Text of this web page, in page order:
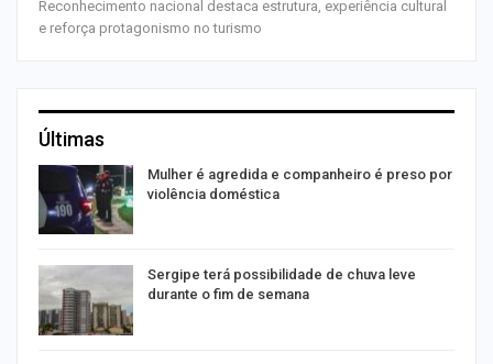
Reconhecimento nacional destaca estrutura, experiência cultural
e reforça protagonismo no turismo
Últimas
Mulher é agredida e companheiro é preso por
violência doméstica
Sergipe terá possibilidade de chuva leve
durante o fim de semana